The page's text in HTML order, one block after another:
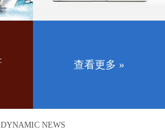
查看更多 »
DYNAMIC NEWS